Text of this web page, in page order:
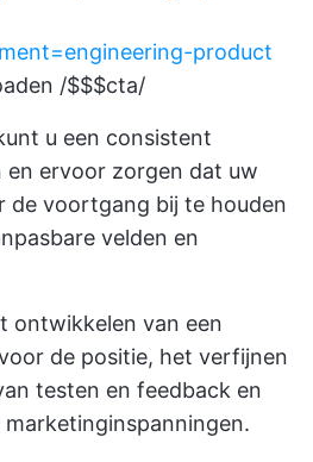
product
/$$$cta/
u een consistent
en ervoor zorgen dat uw
de voortgang bij te houden
velden en
ontwikkelen van een
de positie, het verfijnen
testen en feedback en